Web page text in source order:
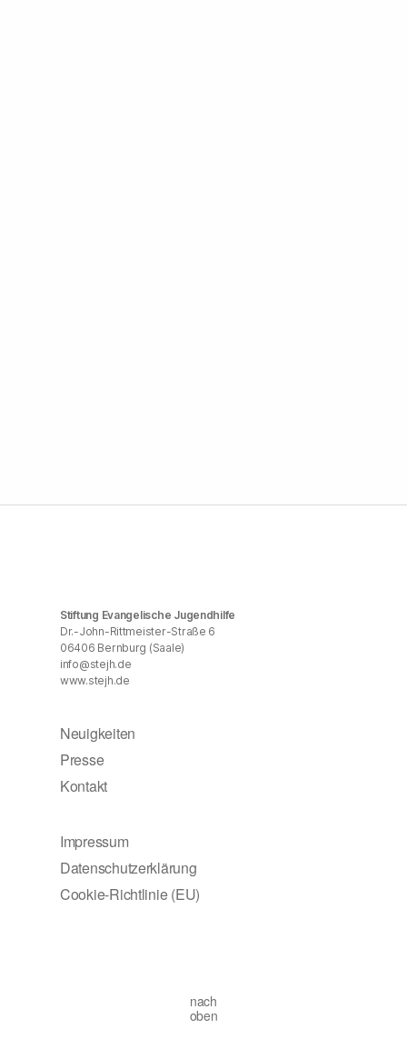
Stiftung Evangelische Jugendhilfe
Dr.-John-Rittmeister-Straße 6
06406 Bernburg (Saale)
info@stejh.de
www.stejh.de
Neuigkeiten
Presse
Kontakt
Impressum
Datenschutzerklärung
Cookie-Richtlinie (EU)
nach
oben